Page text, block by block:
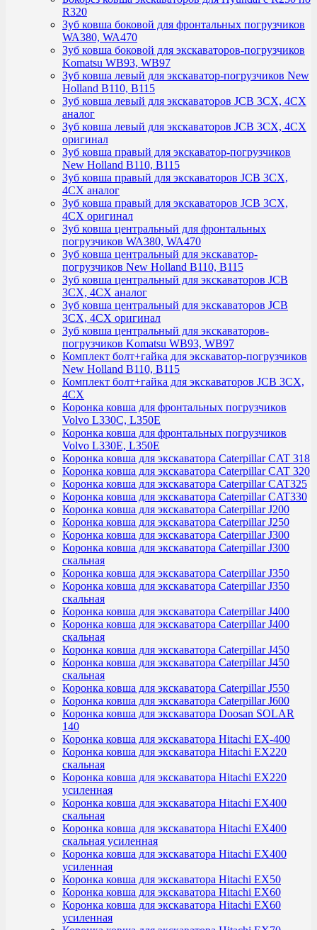
R320
Зуб ковша боковой для фронтальных погрузчиков
WA380, WA470
Зуб ковша боковой для экскаваторов-погрузчиков
Komatsu WB93, WB97
Зуб ковша левый для экскаватор-погрузчиков New
Holland B110, B115
Зуб ковша левый для экскаваторов JCB 3CX, 4CX
аналог
Зуб ковша левый для экскаваторов JCB 3CX, 4CX
оригинал
Зуб ковша правый для экскаватор-погрузчиков
New Holland B110, B115
Зуб ковша правый для экскаваторов JCB 3CX,
4CX аналог
Зуб ковша правый для экскаваторов JCB 3CX,
4CX оригинал
Зуб ковша центральный для фронтальных
погрузчиков WA380, WA470
Зуб ковша центральный для экскаватор-
погрузчиков New Holland B110, B115
Зуб ковша центральный для экскаваторов JCB
3CX, 4CX аналог
Зуб ковша центральный для экскаваторов JCB
3CX, 4CX оригинал
Зуб ковша центральный для экскаваторов-
погрузчиков Komatsu WB93, WB97
Комплект болт+гайка для экскаватор-погрузчиков
New Holland B110, B115
Комплект болт+гайка для экскаваторов JCB 3CX,
4CX
Коронка ковша для фронтальных погрузчиков
Volvo L330C, L350E
Коронка ковша для фронтальных погрузчиков
Volvo L330E, L350E
Коронка ковша для экскаватора Caterpillar CAT 318
Коронка ковша для экскаватора Caterpillar CAT 320
Коронка ковша для экскаватора Caterpillar CAT325
Коронка ковша для экскаватора Caterpillar CAT330
Коронка ковша для экскаватора Caterpillar J200
Коронка ковша для экскаватора Caterpillar J250
Коронка ковша для экскаватора Caterpillar J300
Коронка ковша для экскаватора Caterpillar J300
скальная
Коронка ковша для экскаватора Caterpillar J350
Коронка ковша для экскаватора Caterpillar J350
скальная
Коронка ковша для экскаватора Caterpillar J400
Коронка ковша для экскаватора Caterpillar J400
скальная
Коронка ковша для экскаватора Caterpillar J450
Коронка ковша для экскаватора Caterpillar J450
скальная
Коронка ковша для экскаватора Caterpillar J550
Коронка ковша для экскаватора Caterpillar J600
Коронка ковша для экскаватора Doosan SOLAR
140
Коронка ковша для экскаватора Hitachi EX-400
Коронка ковша для экскаватора Hitachi EX220
скальная
Коронка ковша для экскаватора Hitachi EX220
усиленная
Коронка ковша для экскаватора Hitachi EX400
скальная
Коронка ковша для экскаватора Hitachi EX400
скальная усиленная
Коронка ковша для экскаватора Hitachi EX400
усиленная
Коронка ковша для экскаватора Hitachi EX50
Коронка ковша для экскаватора Hitachi EX60
Коронка ковша для экскаватора Hitachi EX60
усиленная